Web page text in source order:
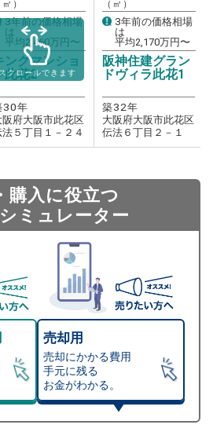
㎡）
3年前の価格相場
は
平均2,460万円〜
ングマンショ
此花2
30年
阪府大阪市此花区
法５丁目１－２４
（㎡）
3年前の価格相場
は
平均2,170万円〜
阪神住建グラン
ドヴィラ此花1
築32年
大阪府大阪市此花区
伝法６丁目２－１
スクロールできます
購入に役立つ
ミュレーター
売却用
売却にかかる費用
手元に残る
お金がわかる。
ミュレーション
却シミュレーター